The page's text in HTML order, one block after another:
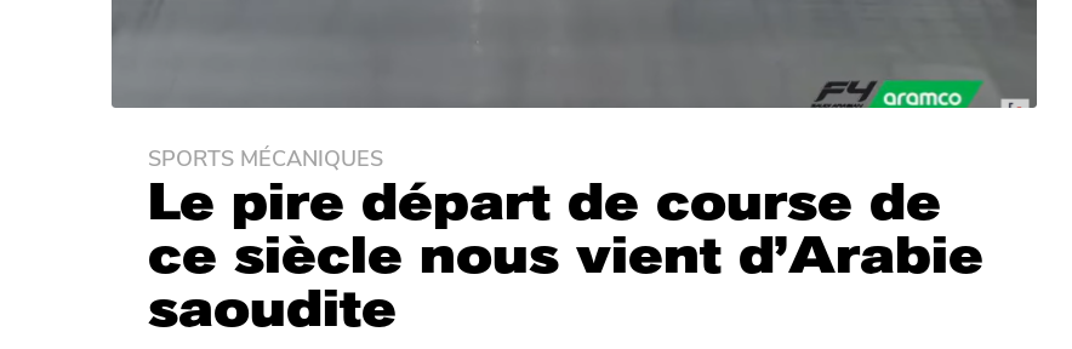
9
m
o
i
s
a
g
SPORTS MÉCANIQUES
Le pire départ de course de
ce siècle nous vient d’Arabie
saoudite